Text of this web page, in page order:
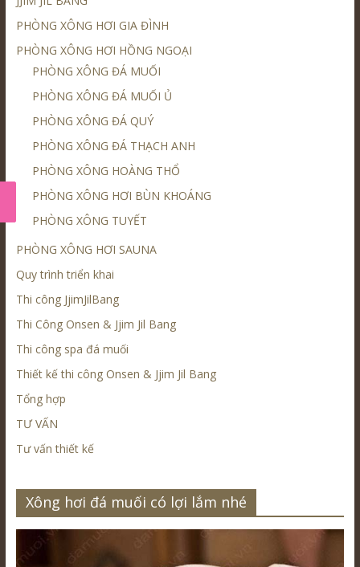
PHÒNG XÔNG HƠI GIA ĐÌNH
PHÒNG XÔNG HƠI HỒNG NGOẠI
PHÒNG XÔNG ĐÁ MUỐI
PHÒNG XÔNG ĐÁ MUỐI Ủ
PHÒNG XÔNG ĐÁ QUÝ
PHÒNG XÔNG ĐÁ THẠCH ANH
PHÒNG XÔNG HOÀNG THỔ
PHÒNG XÔNG HƠI BÙN KHOÁNG
PHÒNG XÔNG TUYẾT
PHÒNG XÔNG HƠI SAUNA
Quy trình triển khai
Thi công JjimJilBang
Thi Công Onsen & Jjim Jil Bang
Thi công spa đá muối
Thiết kế thi công Onsen & Jjim Jil Bang
Tổng hợp
TƯ VẤN
Tư vấn thiết kế
Xông hơi đá muối có lợi lắm nhé